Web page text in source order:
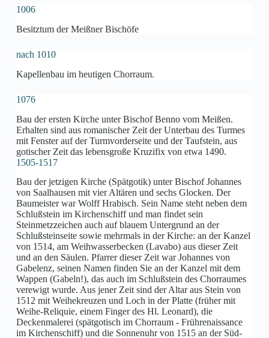
1006
Besitztum der Meißner Bischöfe
nach 1010
Kapellenbau im heutigen Chorraum.
1076
Bau der ersten Kirche unter Bischof Benno vom Meißen.
Erhalten sind aus romanischer Zeit der Unterbau des Turmes
mit Fenster auf der Turmvorderseite und der Taufstein, aus
gotischer Zeit das lebensgroße Kruzifix von etwa 1490.
1505-1517
Bau der jetzigen Kirche (Spätgotik) unter Bischof Johannes
von Saalhausen mit vier Altären und sechs Glocken. Der
Baumeister war Wolff Hrabisch. Sein Name steht neben dem
Schlußstein im Kirchenschiff und man findet sein
Steinmetzzeichen auch auf blauem Untergrund an der
Schlußsteinseite sowie mehrmals in der Kirche: an der Kanzel
von 1514, am Weihwasserbecken (Lavabo) aus dieser Zeit
und an den Säulen. Pfarrer dieser Zeit war Johannes von
Gabelenz, seinen Namen finden Sie an der Kanzel mit dem
Wappen (Gabeln!), das auch im Schlußstein des Chorraumes
verewigt wurde. Aus jener Zeit sind der Altar aus Stein von
1512 mit Weihekreuzen und Loch in der Platte (früher mit
Weihe-Reliquie, einem Finger des Hl. Leonard), die
Deckenmalerei (spätgotisch im Chorraum - Frührenaissance
im Kirchenschiff) und die Sonnenuhr von 1515 an der Süd-